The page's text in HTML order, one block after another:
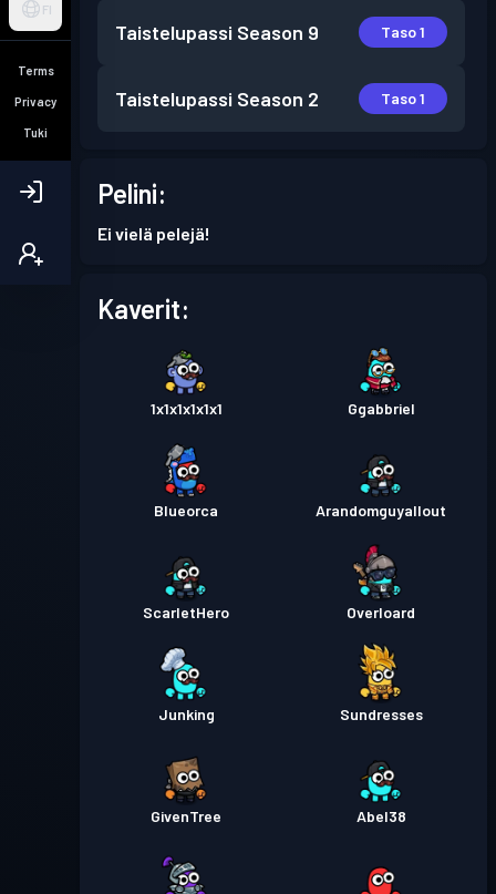
FI
Terms
Privacy
Tuki
Taistelupassi Season 9 Taso 1
Taistelupassi Season 2 Taso 1
Pelini:
Ei vielä pelejä!
Kaverit:
1x1x1x1x1x1 Ggabbriel
Blueorca Arandomguyallout
ScarletHero Overloard
Junking Sundresses
GivenTree Abel38